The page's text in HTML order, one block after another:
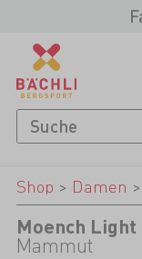
Shop > Damen >
Moench
Mammut